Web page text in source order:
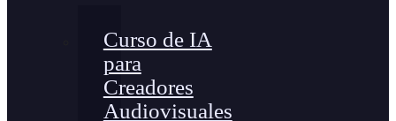
Curso de IA
para
Creadores
Audiovisuales